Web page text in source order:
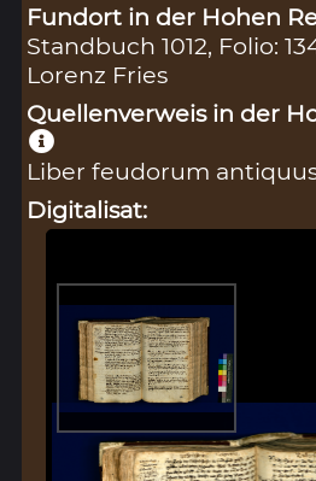
Fundort in der Hohen
Standbuch 1012, Folio:
Lorenz Fries
Quellenverweis in der
Liber feudorum
Digitalisat: